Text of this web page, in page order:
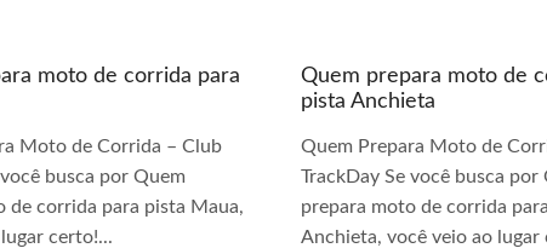
moto de corrida para
Moto de Corrida – Club
busca por Quem
de corrida para pista Maua,
certo!...
Quem prepara moto de
pista Anchieta
Quem Prepara Moto de
TrackDay Se você busca por
prepara moto de corrida
Anchieta, você veio ao lugar